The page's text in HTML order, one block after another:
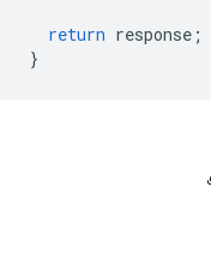
return response ;
}